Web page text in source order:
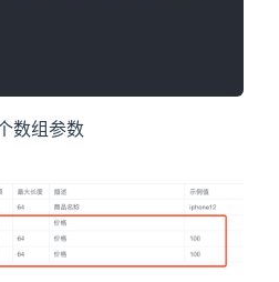
数组参数